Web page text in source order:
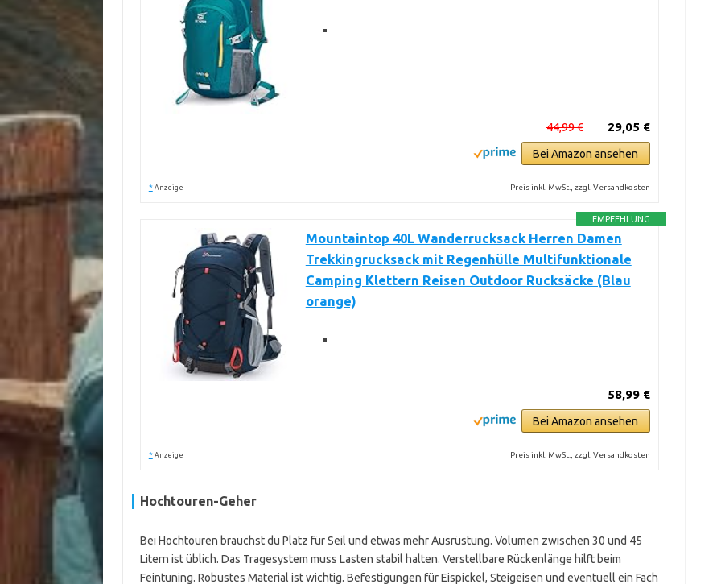
29,05 €
44,99 €
Bei Amazon ansehen
* Anzeige Preis inkl. MwSt., zzgl. Versandkosten
EMPFEHLUNG
Mountaintop 40L Wanderrucksack Herren Damen
Trekkingrucksack mit Regenhülle Multifunktionale
Camping Klettern Reisen Outdoor Rucksäcke (Blau
orange)
58,99 €
Bei Amazon ansehen
* Anzeige Preis inkl. MwSt., zzgl. Versandkosten
Hochtouren-Geher
Bei Hochtouren brauchst du Platz für Seil und etwas mehr Ausrüstung. Volumen zwischen 30 und 45
Litern ist üblich. Das Tragesystem muss Lasten stabil halten. Verstellbare Rückenlänge hilft beim
Feintuning. Robustes Material ist wichtig. Befestigungen für Eispickel, Steigeisen und eventuell ein Fach